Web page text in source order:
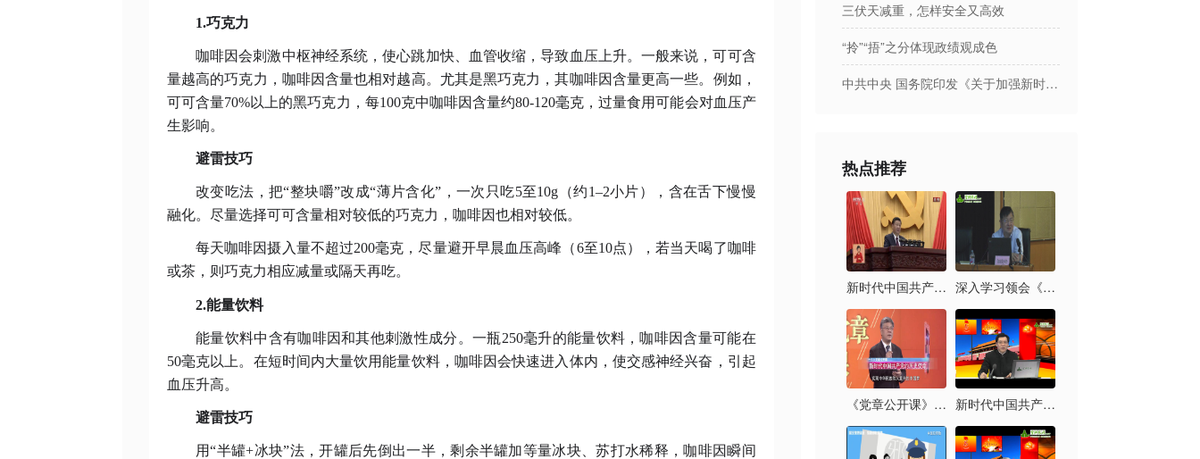
1.巧克力
咖啡因会刺激中枢神经系统，使心跳加快、血管收缩，导致血压上升。一般来说，可可含
量越高的巧克力，咖啡因含量也相对越高。尤其是黑巧克力，其咖啡因含量更高一些。例如，
可可含量70%以上的黑巧克力，每100克中咖啡因含量约80-120毫克，过量食用可能会对血压产
生影响。
避雷技巧
改变吃法，把“整块嚼”改成“薄片含化”，一次只吃5至10g（约1–2小片），含在舌下慢慢
融化。尽量选择可可含量相对较低的巧克力，咖啡因也相对较低。
每天咖啡因摄入量不超过200毫克，尽量避开早晨血压高峰（6至10点），若当天喝了咖啡
或茶，则巧克力相应减量或隔天再吃。
2.能量饮料
能量饮料中含有咖啡因和其他刺激性成分。一瓶250毫升的能量饮料，咖啡因含量可能在
50毫克以上。在短时间内大量饮用能量饮料，咖啡因会快速进入体内，使交感神经兴奋，引起
血压升高。
避雷技巧
用“半罐+冰块”法，开罐后先倒出一半，剩余半罐加等量冰块、苏打水稀释，咖啡因瞬间
三伏天减重，怎样安全又高效
“拎”“捂”之分体现政绩观成色
中共中央 国务院印发《关于加强新时代社会工作的意见》
热点推荐
新时代中国共产党的历史使命 深入学习领会《习近平新时代中国特色社会主义思想三十讲》
《党章公开课》第六讲：新时代中国共产党的历史使命 新时代中国共产党的历史使命及其实现路径